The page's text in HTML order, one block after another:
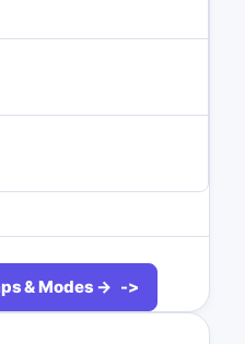
& Modes →